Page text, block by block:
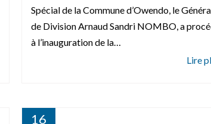
Spécial de la Commune d’Owendo, le
de Division Arnaud Sandri NOMBO, a
à l’inauguration de la…
16